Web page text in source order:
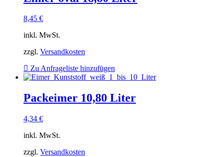
8,45 €
inkl. MwSt.
zzgl. Versandkosten
Zu Anfrageliste hinzufügen
Packeimer 10,80 Liter
4,34 €
inkl. MwSt.
zzgl. Versandkosten